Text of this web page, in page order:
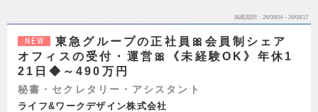
掲載期間 26/08/04～26/08/17
NEW
東急グループの正社員🎀会員制シェア
オフィスの受付・運営🎀《未経験OK》年休1
21日◆～490万円
秘書・セクレタリー・アシスタント
ライフ&ワークデザイン株式会社